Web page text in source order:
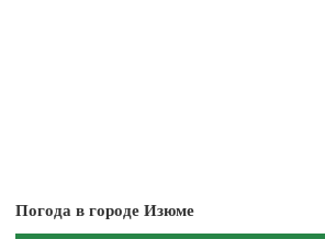
Погода в городе Изюме